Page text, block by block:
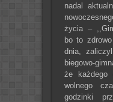
nadal
życia –
bo to
dnia,
biegowo-
że każdego
wolnego
godzinki